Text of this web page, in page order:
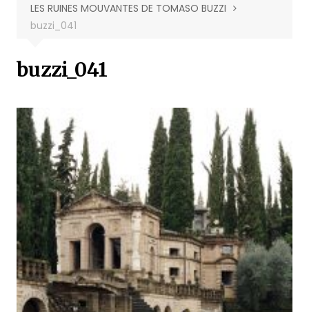
LES RUINES MOUVANTES DE TOMASO BUZZI
buzzi_041
buzzi_041